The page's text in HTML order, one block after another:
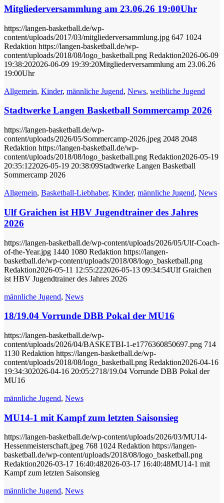
Mitgliederversammlung am 23.06.26 19:00Uhr
https://langen-basketball.de/wp-
content/uploads/2017/03/mitgliederversammlung.jpg 647 1024
Redaktion https://langen-basketball.de/wp-
content/uploads/2018/08/logo_basketball.png Redaktion2026-06-09
19:38:202026-06-09 19:39:20Mitgliederversammlung am 23.06.26
19:00Uhr
Allgemein, Kinder, männliche Jugend, News, weibliche Jugend
Stadtwerke Langen Basketball Sommercamp 2026
https://langen-basketball.de/wp-
content/uploads/2026/05/Sommercamp-2026.jpeg 2048 2048
Redaktion https://langen-basketball.de/wp-
content/uploads/2018/08/logo_basketball.png Redaktion2026-05-19
20:35:122026-05-19 20:38:09Stadtwerke Langen Basketball
Sommercamp 2026
Allgemein, Basketball-Liebhaber, Kinder, männliche Jugend, News
Ulf Graichen ist HBV Jugendtrainer des Jahres
2026
https://langen-basketball.de/wp-content/uploads/2026/05/Ulf-Coach-
of-the-Year.jpg 1440 1080 Redaktion https://langen-
basketball.de/wp-content/uploads/2018/08/logo_basketball.png
Redaktion2026-05-11 12:55:222026-05-13 09:34:54Ulf Graichen
ist HBV Jugendtrainer des Jahres 2026
männliche Jugend, News
18/19.04 Vorrunde DBB Pokal der MU16
https://langen-basketball.de/wp-
content/uploads/2026/04/BASKETBI-1-e1776360850697.png 714
1130 Redaktion https://langen-basketball.de/wp-
content/uploads/2018/08/logo_basketball.png Redaktion2026-04-16
19:34:302026-04-16 20:05:2718/19.04 Vorrunde DBB Pokal der
MU16
männliche Jugend, News
MU14-1 mit Kampf zum letzten Saisonsieg
https://langen-basketball.de/wp-content/uploads/2026/03/MU14-
Hessenmeisterschaft.jpeg 768 1024 Redaktion https://langen-
basketball.de/wp-content/uploads/2018/08/logo_basketball.png
Redaktion2026-03-17 16:40:482026-03-17 16:40:48MU14-1 mit
Kampf zum letzten Saisonsieg
männliche Jugend, News